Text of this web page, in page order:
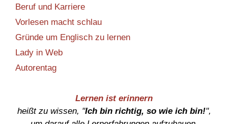
Beruf und Karriere
Vorlesen macht schlau
Gründe um Englisch zu lernen
Lady in Web
Autorentag
Lernen ist erinnern
heißt zu wissen, "Ich bin richtig, so wie ich bin!",